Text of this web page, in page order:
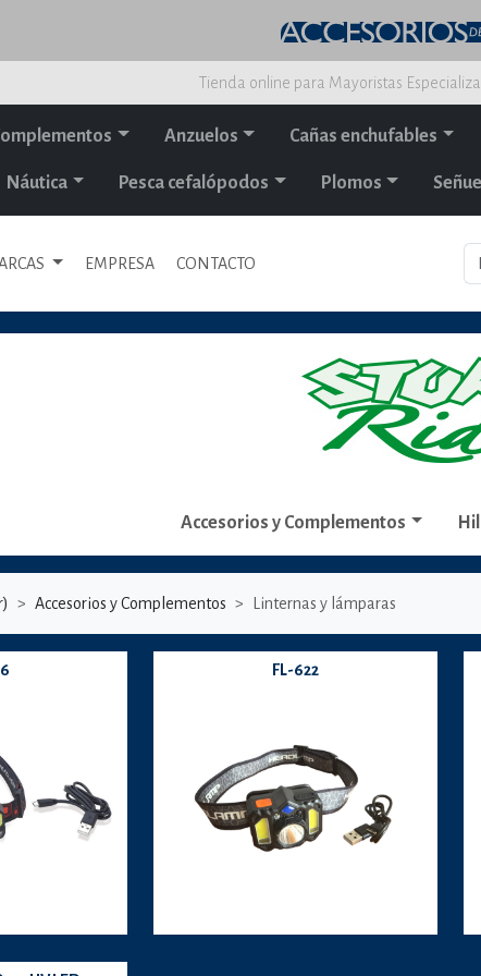
Tienda online para Mayoristas
Anzuelos Cañas enchufables
Náutica Pesca cefalópodos Plomos
EMPRESA CONTACTO
Accesorios y Complementos
Accesorios y Complementos Linternas y lámparas
FL-622